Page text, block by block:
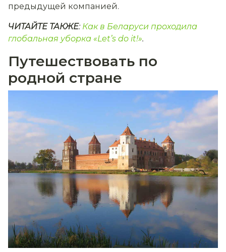
предыдущей компанией.
ЧИТАЙТЕ ТАКЖЕ: Как в Беларуси проходила
глобальная уборка «Let’s do it!».
Путешествовать по
родной стране